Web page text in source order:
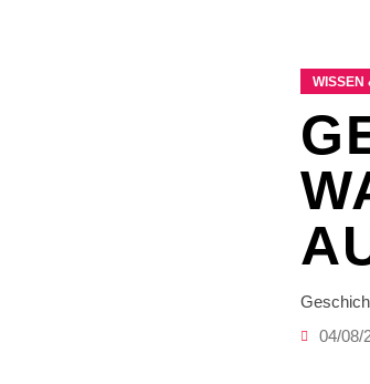
WISSEN
04/08/